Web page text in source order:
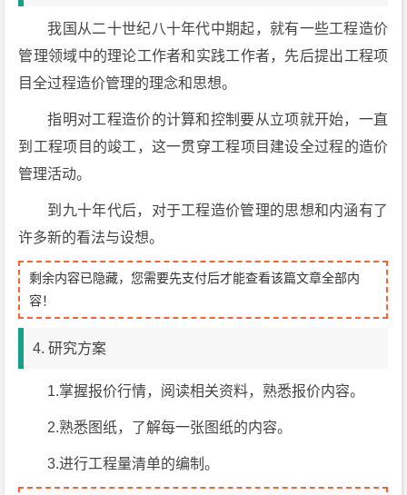
我国从二十世纪八十年代中期起，就有一些工程造价
管理领域中的理论工作者和实践工作者，先后提出工程项
目全过程造价管理的理念和思想。
指明对工程造价的计算和控制要从立项就开始，一直
到工程项目的竣工，这一贯穿工程项目建设全过程的造价
管理活动。
到九十年代后，对于工程造价管理的思想和内涵有了
许多新的看法与设想。
剩余内容已隐藏，您需要先支付后才能查看该篇文章全部内
容！
4. 研究方案
1.掌握报价行情，阅读相关资料，熟悉报价内容。
2.熟悉图纸，了解每一张图纸的内容。
3.进行工程量清单的编制。